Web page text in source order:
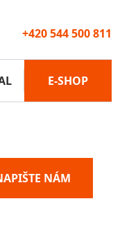
+420 544 500 811
E-SHOP
NÁM